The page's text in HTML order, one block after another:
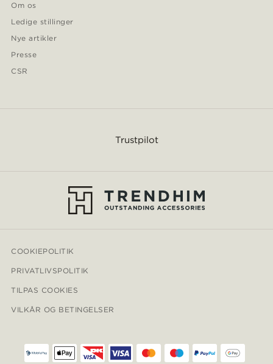
Om os
Ledige stillinger
Nye artikler
Presse
CSR
Trustpilot
COOKIEPOLITIK
PRIVATLIVSPOLITIK
TILPAS COOKIES
VILKÅR OG BETINGELSER